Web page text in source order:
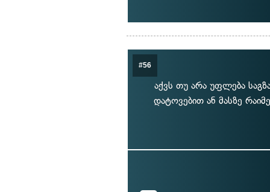
#56
აქვს თუ არა უფლება
დატოვებით ან მასზე